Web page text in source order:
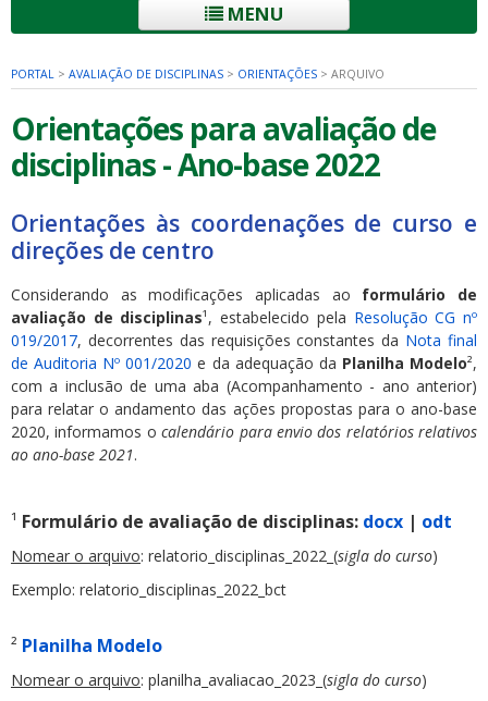
MENU
PORTAL > AVALIAÇÃO DE DISCIPLINAS > ORIENTAÇÕES > ARQUIVO
Orientações para avaliação de
disciplinas - Ano-base 2022
Orientações às coordenações de curso e
direções de centro
Considerando as modificações aplicadas ao formulário de
avaliação de disciplinas¹, estabelecido pela Resolução CG nº
019/2017, decorrentes das requisições constantes da Nota final
de Auditoria Nº 001/2020 e da adequação da Planilha Modelo²,
com a inclusão de uma aba (Acompanhamento - ano anterior)
para relatar o andamento das ações propostas para o ano-base
2020, informamos ocalendário para envio dos relatórios relativos
ao ano-base 2021.
¹ Formulário de avaliação de disciplinas: docx | odt
Nomear o arquivo: relatorio_disciplinas_2022_(sigla do curso)
Exemplo: relatorio_disciplinas_2022_bct
² Planilha Modelo
Nomear o arquivo: planilha_avaliacao_2023_(sigla do curso)